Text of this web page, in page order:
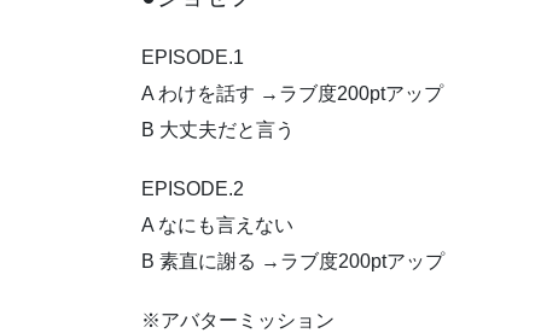
EPISODE.1
A わけを話す →ラブ度200ptアップ
B 大丈夫だと言う
EPISODE.2
A なにも言えない
B 素直に謝る →ラブ度200ptアップ
※アバターミッション